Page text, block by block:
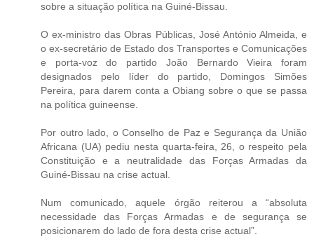
sobre a situação política na Guiné-Bissau.
O ex-ministro das Obras Públicas, José António Almeida, e
o ex-secretário de Estado dos Transportes e Comunicações
e porta-voz do partido João Bernardo Vieira foram
designados pelo líder do partido, Domingos Simões
Pereira, para darem conta a Obiang sobre o que se passa
na política guineense.
Por outro lado, o Conselho de Paz e Segurança da União
Africana (UA) pediu nesta quarta-feira, 26, o respeito pela
Constituição e a neutralidade das Forças Armadas da
Guiné-Bissau na crise actual.
Num comunicado, aquele órgão reiterou a “absoluta
necessidade das Forças Armadas e de segurança se
posicionarem do lado de fora desta crise actual”.